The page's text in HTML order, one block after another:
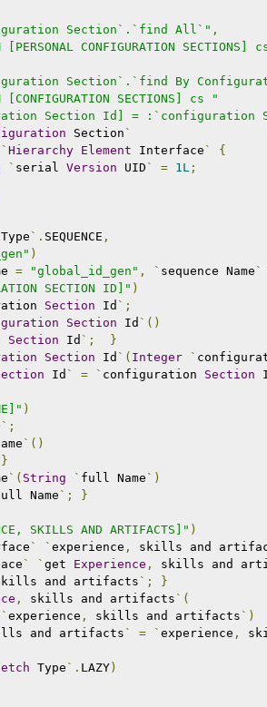
Section`.`find All`" ,
[PERSONAL CONFIGURATION SECTIONS]
Section`.`find By
[CONFIGURATION SECTIONS] cs "
Section Id] = :`configuration
Section `
` Hierarchy Element Interface `
{
` serial Version UID ` = 1L ;
Type `. SEQUENCE ,
)
= "global_id_gen" , ` sequence Name `
SECTION ID]" )
Section Id `;
Section Id `()
Section Id `;
}
Section Id `( Integer `
Id ` = ` configuration Section
)
`;
`()
}
`( String ` full Name `)
Name `; }
SKILLS AND ARTIFACTS]" )
` ` experience , skills and
` ` get Experience , skills and
and artifacts `;
}
, skills and artifacts `(
` experience , skills and artifacts `)
and artifacts ` = ` experience ,
Type `. LAZY)